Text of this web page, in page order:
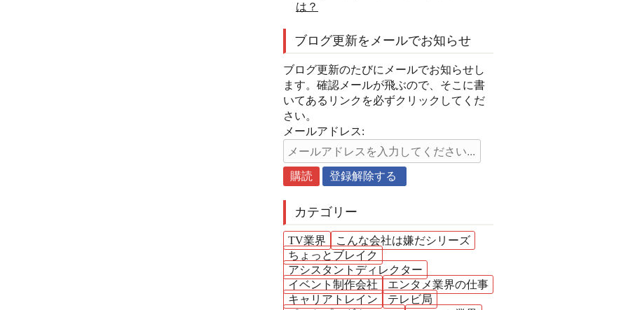
は？
ブログ更新をメールでお知らせ
ブログ更新のたびにメールでお知らせし
ます。確認メールが飛ぶので、そこに書
いてあるリンクを必ずクリックしてくだ
さい。
メールアドレス:
カテゴリー
TV業界
こんな会社は嫌だシリーズ
ちょっとブレイク
アシスタントディレクター
イベント制作会社
エンタメ業界の仕事
キャリアトレイン
テレビ局